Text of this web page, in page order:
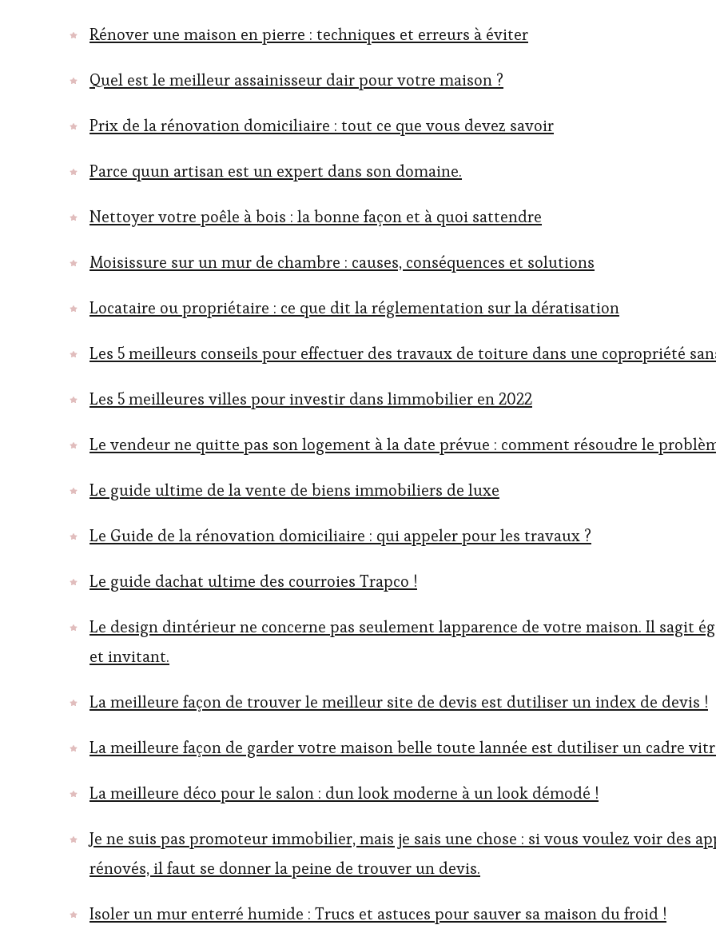
Rénover une maison en pierre : techniques et erreurs à éviter
Quel est le meilleur assainisseur dair pour votre maison ?
Prix de la rénovation domiciliaire : tout ce que vous devez savoir
Parce quun artisan est un expert dans son domaine.
Nettoyer votre poêle à bois : la bonne façon et à quoi sattendre
Moisissure sur un mur de chambre : causes, conséquences et solutions
Locataire ou propriétaire : ce que dit la réglementation sur la dératisation
Les 5 meilleurs conseils pour effectuer des travaux de toiture dans une copropriété
Les 5 meilleures villes pour investir dans limmobilier en 2022
Le vendeur ne quitte pas son logement à la date prévue : comment résoudre le
Le guide ultime de la vente de biens immobiliers de luxe
Le Guide de la rénovation domiciliaire : qui appeler pour les travaux ?
Le guide dachat ultime des courroies Trapco !
Le design dintérieur ne concerne pas seulement lapparence de votre maison. Il sagit
et invitant.
La meilleure façon de trouver le meilleur site de devis est dutiliser un index de devis !
La meilleure façon de garder votre maison belle toute lannée est dutiliser un cadre
La meilleure déco pour le salon : dun look moderne à un look démodé !
Je ne suis pas promoteur immobilier, mais je sais une chose : si vous voulez voir des
rénovés, il faut se donner la peine de trouver un devis.
Isoler un mur enterré humide : Trucs et astuces pour sauver sa maison du froid !